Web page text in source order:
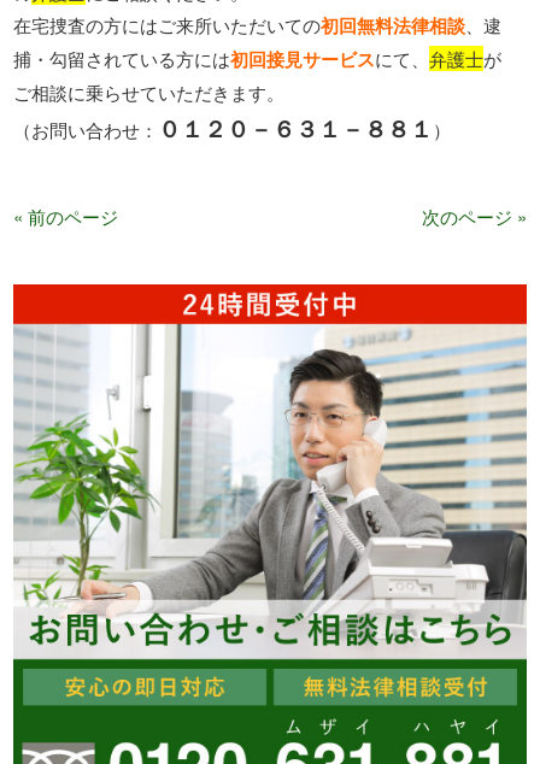
在宅捜査の方にはご来所いただいての初回無料法律相談 、逮
捕・勾留されている方には初回接見サービスにて、弁護士が
ご相談に乗らせていただきます。
（お問い合わせ： ０１２０－６３１－８８１ ）
« 前のページ 次のページ »